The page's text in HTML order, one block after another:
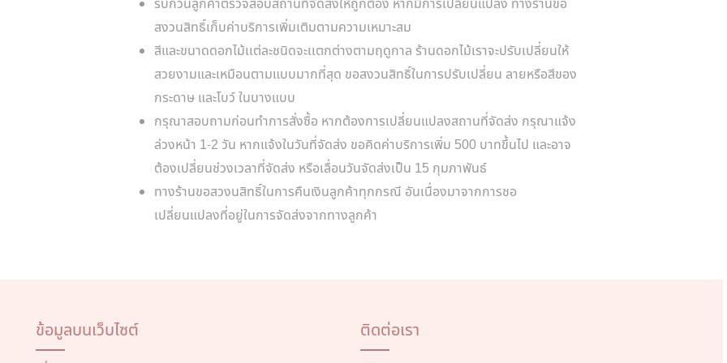
สงวนสิทธิ์เก็บค่าบริการเพิ่มเติมตามความเหมาะสม
สีและขนาดดอกไม้เเต่ละชนิดจะเเตกต่างตามฤดูกาล ร้านดอกไม้เราจะปรับเปลี่ยนให้
สวยงามและเหมือนตามแบบมากที่สุด ขอสงวนสิทธิ์ในการปรับเปลี่ยน ลายหรือสีของ
กระดาษ และโบว์ ในบางแบบ
กรุณาสอบถามก่อนทำการสั่งซื้อ หากต้องการเปลี่ยนแปลงสถานที่จัดส่ง กรุณาแจ้ง
ล่วงหน้า 1-2 วัน หากแจ้งในวันที่จัดส่ง ขอคิดค่าบริการเพิ่ม 500 บาทขึ้นไป และอาจ
ต้องเปลี่ยนช่วงเวลาที่จัดส่ง หรือเลื่อนวันจัดส่งเป็น 15 กุมภาพันธ์
ทางร้านขอสวงนสิทธิ์ในการคืนเงินลูกค้าทุกกรณี อันเนื่องมาจากการชอ
เปลี่ยนแปลงที่อยู่ในการจัดส่งจากทางลูกค้า
ข้อมูลบนเว็บไซต์ ติดต่อเรา